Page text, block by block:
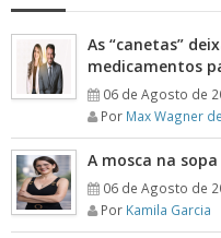
As “canetas”
medicamentos
06 de Agosto de
Por Max Wagner
A mosca na sopa
06 de Agosto de
Por Kamila Garcia